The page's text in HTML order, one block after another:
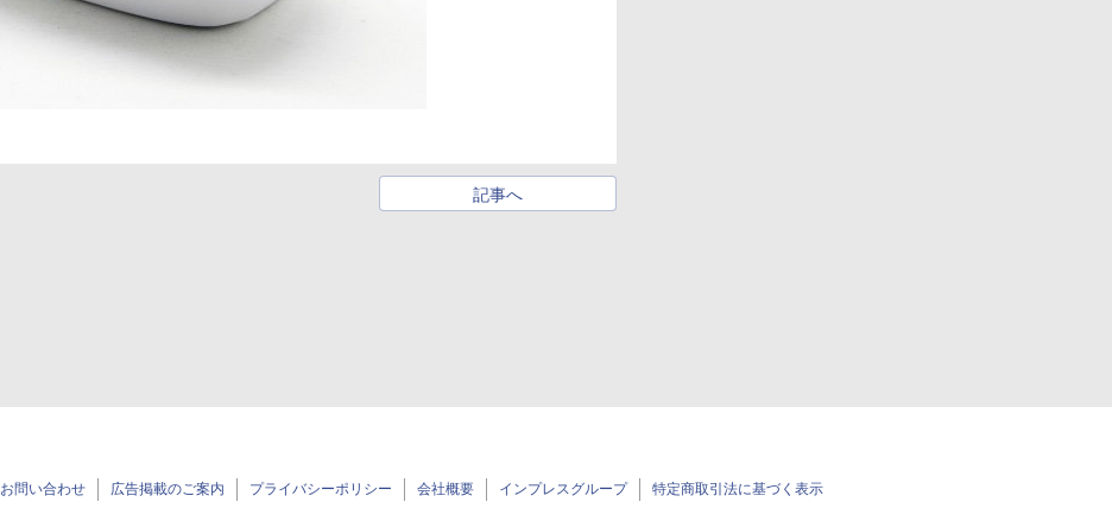
記事へ
お問い合わせ 広告掲載のご案内 プライバシーポリシー 会社概要 インプレスグループ 特定商取引法に基づく表示